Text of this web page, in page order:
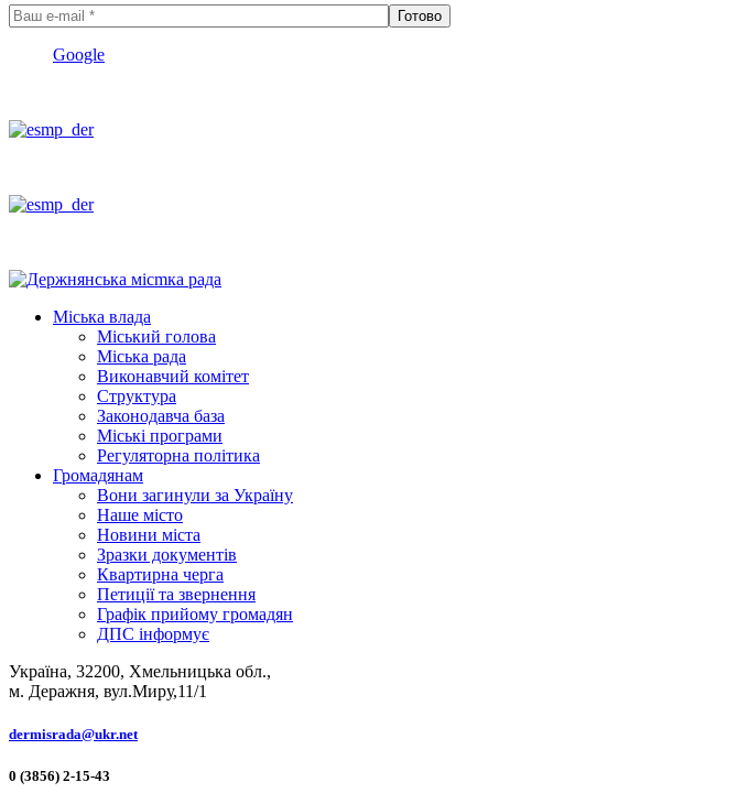
Google
Міська влада
Міський голова
Міська рада
Виконавчий комітет
Структура
Законодавча база
Міські програми
Регуляторна політика
Громадянам
Вони загинули за Україну
Наше місто
Новини міста
Зразки документів
Квартирна черга
Петиції та звернення
Графік прийому громадян
ДПС інформує
Україна, 32200, Хмельницька обл.,
м. Деражня, вул.Миру,11/1
dermisrada@ukr.net
0 (3856) 2-15-43